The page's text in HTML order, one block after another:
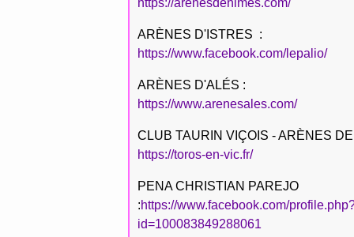
https://arenesdenimes.com/
ARÈNES D'ISTRES :
https://www.facebook.com/lepalio/
ARÈNES D'ALÉS :
https://www.arenesales.com/
CLUB TAURIN VIÇOIS - ARÈNES
https://toros-en-vic.fr/
PENA CHRISTIAN PAREJO
:https://www.facebook.com/
id=100083849288061